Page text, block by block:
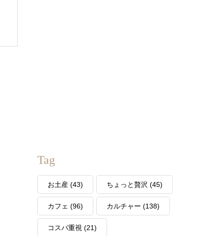
Tag
お土産 (43) ちょっと贅沢 (45)
カフェ (96) カルチャー (138)
コスパ重視 (21)